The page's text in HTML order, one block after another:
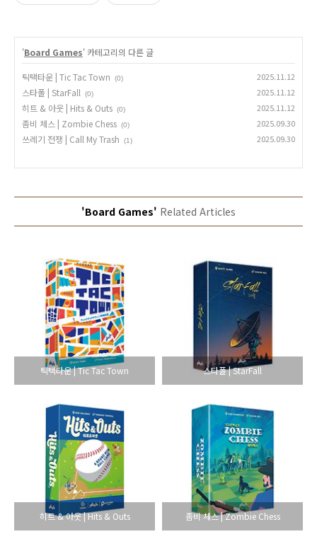
'Board Games' 카테고리의 다른 글
틱택타운 | Tic Tac Town (0) 2025.11.12
스타폴 | StarFall (0) 2025.11.12
히트 & 아웃 | Hits & Outs (0) 2025.11.12
좀비 체스 | Zombie Chess (0) 2025.09.30
쓰레기 전쟁 | Call My Trash (1) 2025.09.30
'Board Games' Related Articles
틱택타운 | Tic Tac Town 스타폴 | StarFall
히트 & 아웃 | Hits & Outs 좀비 체스 | Zombie Chess